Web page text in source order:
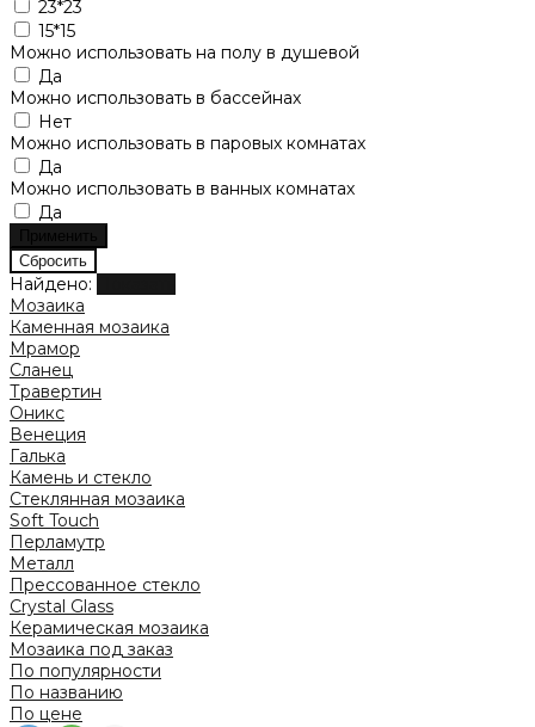
23*23
15*15
Можно использовать на полу в душевой
Да
Можно использовать в бассейнах
Нет
Можно использовать в паровых комнатах
Да
Можно использовать в ванных комнатах
Да
Найдено:
Мозаика
Каменная мозаика
Мрамор
Сланец
Травертин
Оникс
Венеция
Галька
Камень и стекло
Стеклянная мозаика
Soft Touch
Перламутр
Металл
Прессованное стекло
Crystal Glass
Керамическая мозаика
Мозаика под заказ
По популярности
По названию
По цене